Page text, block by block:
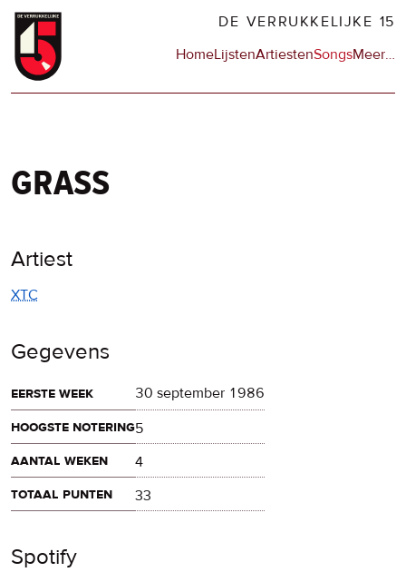
Overslaan
naar
DE VERRUKKELIJKE 15
Hoofdnavigatie
HomeLijstenArtiestenSongsMeerop
…
grass
Artiest
XTC
Gegevens
eerste week
30 september 1986
hoogste notering5
aantal weken
4
totaal punten
33
Spotify